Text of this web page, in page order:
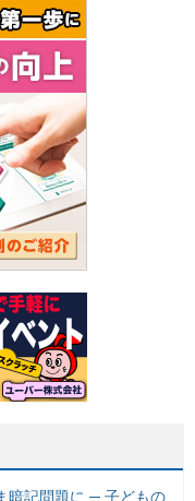
暗記問題に ─ 子どもの